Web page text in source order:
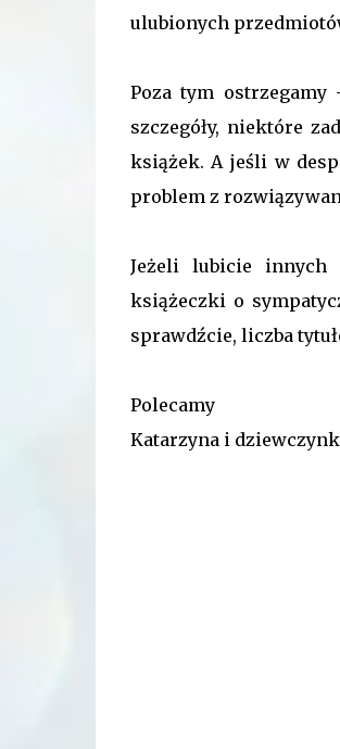
ulubionych
Poza tym
szczegóły, niektóre
książek. A jeśli w
problem z
Jeżeli lubicie innych
książeczki o
sprawdźcie, liczba
Polecamy
Katarzyna i